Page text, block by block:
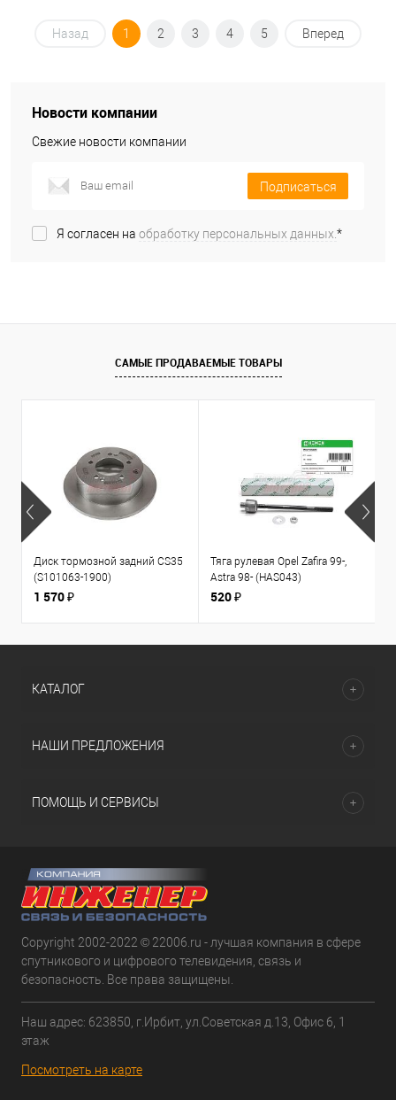
Назад 1 2 3 4 5 Вперед
Новости компании
Свежие новости компании
Подписаться
Я согласен на обработку персональных данных.*
САМЫЕ ПРОДАВАЕМЫЕ ТОВАРЫ
Диск тормозной задний CS35
(S101063-1900)
1 570 ₽
Тяга рулевая Opel Zafira 99-,
Astra 98- (HAS043)
520 ₽
КАТАЛОГ
НАШИ ПРЕДЛОЖЕНИЯ
ПОМОЩЬ И СЕРВИСЫ
Copyright 2002-2022 © 22006.ru - лучшая компания в сфере
спутникового и цифрового телевидения, связь и
безопасность. Все права защищены.
Наш адрес: 623850, г.Ирбит, ул.Советская д.13, Офис 6, 1
этаж
Посмотреть на карте